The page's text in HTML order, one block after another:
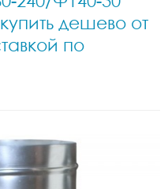
дешево от
по